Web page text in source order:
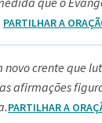
PARTILHAR A
novo crente que
afirmações
PARTILHAR A